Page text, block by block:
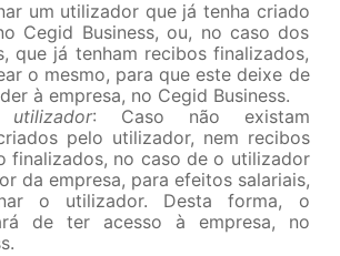
um utilizador que já tenha criado
Cegid Business, ou, no caso dos
que já tenham recibos finalizados,
o mesmo, para que este deixe de
à empresa, no Cegid Business.
utilizador: Caso não existam
pelo utilizador, nem recibos
finalizados, no caso de o utilizador
da empresa, para efeitos salariais,
o utilizador. Desta forma, o
de ter acesso à empresa, no